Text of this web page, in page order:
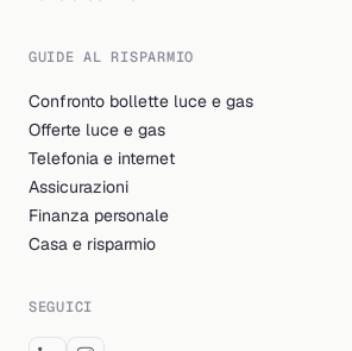
GUIDE AL RISPARMIO
Confronto bollette luce e gas
Offerte luce e gas
Telefonia e internet
Assicurazioni
Finanza personale
Casa e risparmio
SEGUICI